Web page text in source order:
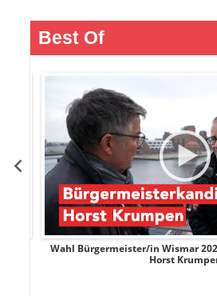
Best Of
Wahl Bürgermeister/in Wismar
Horst Krumpen